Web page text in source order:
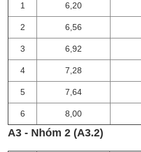
1 6,20
2 6,56
3 6,92
4 7,28
5 7,64
6 8,00
A3 - Nhóm 2 (A3.2)